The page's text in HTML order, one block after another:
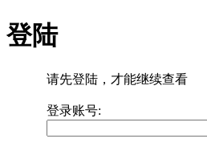
登陆
请先登陆，才能继续查看
登录账号: